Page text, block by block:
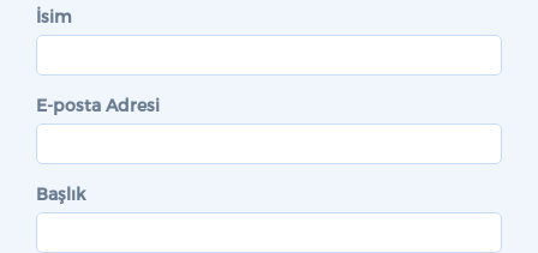
İsim
E-posta Adresi
Başlık